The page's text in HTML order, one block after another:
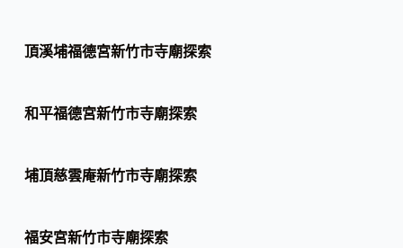
頂溪埔福德宮新竹市寺廟探索
和平福德宮新竹市寺廟探索
埔頂慈雲庵新竹市寺廟探索
福安宮新竹市寺廟探索